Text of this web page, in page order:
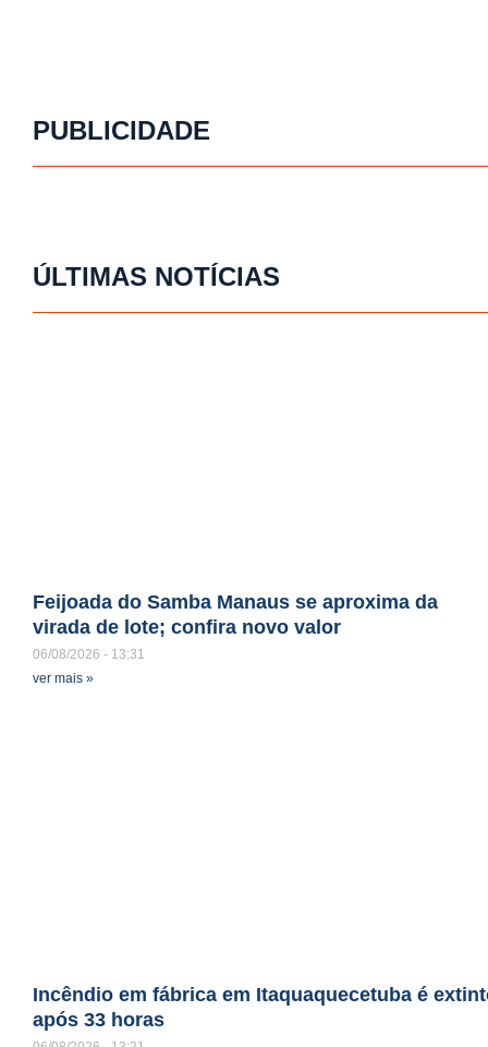
PUBLICIDADE
ÚLTIMAS NOTÍCIAS
Feijoada do Samba Manaus se aproxima da
virada de lote; confira novo valor
06/08/2026
13:31
ver mais »
Incêndio em fábrica em Itaquaquecetuba é
após 33 horas